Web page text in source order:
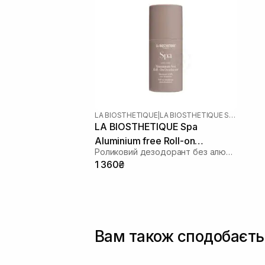
LA BIOSTHETIQUE LA BIOSTHETIQUE SPA
LA BIOSTHETIQUE Spa
Aluminium free Roll-on
Deodorant 50 мл
Роликовий дезодорант без алюмінію
1 360₴
Вам також